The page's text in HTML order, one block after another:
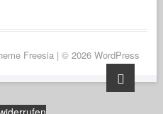
Freesia| © 2026 WordPress
Go
to